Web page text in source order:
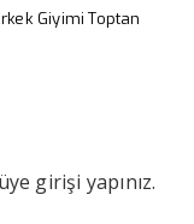
Giyimi Toptan
üye girişi yapınız.